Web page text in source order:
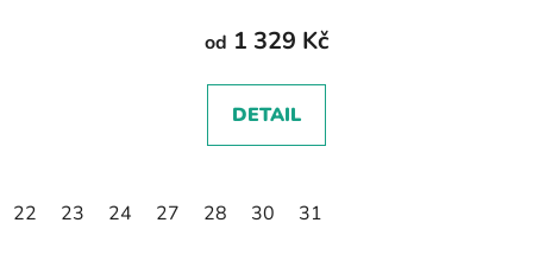
od 1 329 Kč
DETAIL
22 23 24 27 28 30 31